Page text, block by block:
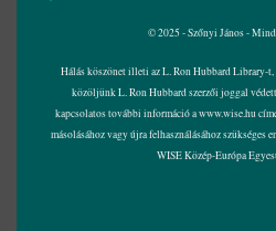
© 2025 - Szőnyi János -
Hálás köszönet illeti az L. Ron Hubbard Library-t,
közöljünk L. Ron Hubbard szerzői joggal
kapcsolatos további információ awww.wise.hu
másolásához vagy újra felhasználásához szükséges
WISE Közép-Európa